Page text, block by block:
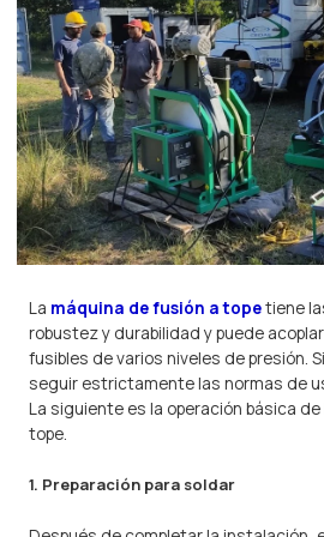
La máquina de fusión a topetiene
robustez y durabilidad y puede
fusibles de varios niveles de presión.
seguir estrictamente las normas de
La siguiente es la operación básica
tope.
1. Preparación para soldar